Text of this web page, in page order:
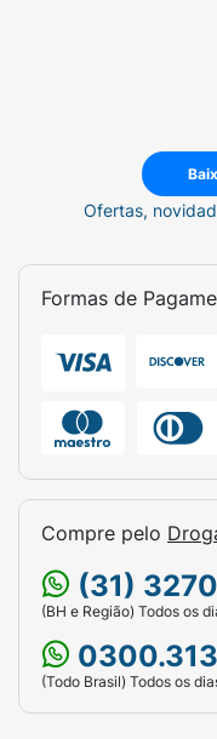
Ofertas,
Formas de
Compre pelo
(31)
(BH e Região) Todos os
(Todo Brasil) Todos os